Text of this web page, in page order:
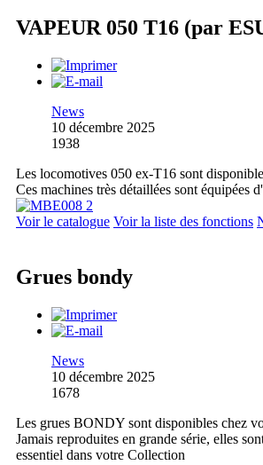
VAPEUR 050 T16 (par
News
10 décembre 2025
1938
Les locomotives 050 ex-T16 sont
Ces machines très détaillées sont équipées
Voir le catalogue Voir la liste des fonctions
Grues bondy
News
10 décembre 2025
1678
Les grues BONDY sont disponibles chez
Jamais reproduites en grande série, elles
essentiel dans votre Collection